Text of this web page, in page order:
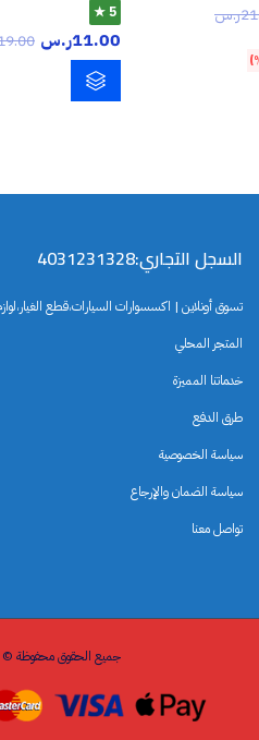
ر.س 5 ★
11.00ر.س
السجل التجاري:4031231328
تسوق أونلاين | اكسسوارات السيارات،قطع
المتجر المحلي
خدماتنا المميزة
طرق الدفع
سياسة الخصوصية
سياسة الضمان والإرجاع
تواصل معنا
جميع الحقوق محفوظة © 2026 غزاوي أوتوا .